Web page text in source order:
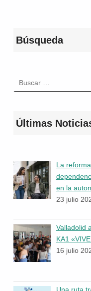
Búsqueda
Últimas
La
en la
23 julio
Valladolid
KA1
16 julio